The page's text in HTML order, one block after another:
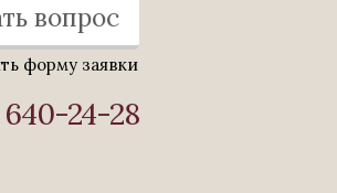
вопрос
форму заявки
640-24-28